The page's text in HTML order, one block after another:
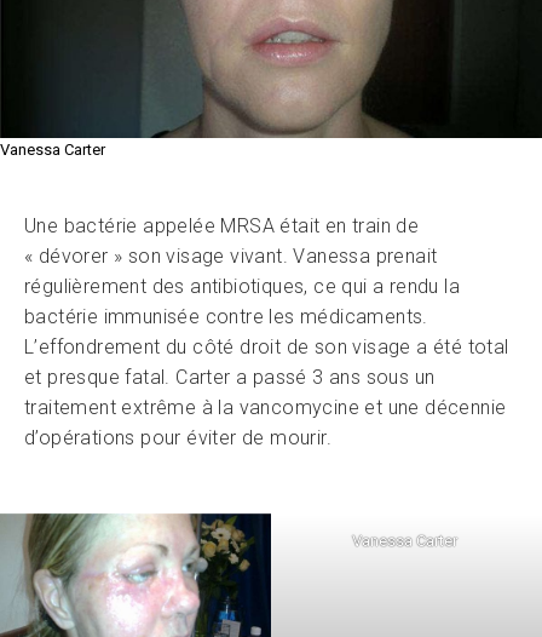
Vanessa Carter
Une bactérie appelée MRSA était en train de
« dévorer » son visage vivant. Vanessa prenait
régulièrement des antibiotiques, ce qui a rendu la
bactérie immunisée contre les médicaments.
L’effondrement du côté droit de son visage a été total
et presque fatal. Carter a passé 3 ans sous un
traitement extrême à la vancomycine et une décennie
d’opérations pour éviter de mourir.
Vanessa Carter